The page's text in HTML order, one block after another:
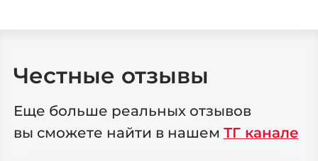
Честные отзывы
Еще больше реальных отзывов
вы сможете найти в нашем ТГ канале